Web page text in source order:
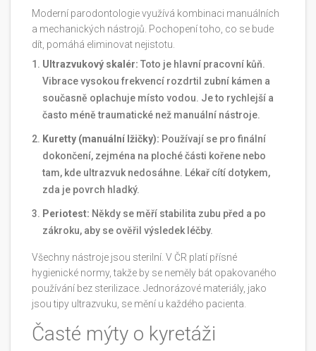
Moderní parodontologie využívá kombinaci manuálních
a mechanických nástrojů. Pochopení toho, co se bude
dít, pomáhá eliminovat nejistotu.
Ultrazvukový skalér: Toto je hlavní pracovní kůň.
Vibrace vysokou frekvencí rozdrtil zubní kámen a
současně oplachuje místo vodou. Je to rychlejší a
často méně traumatické než manuální nástroje.
Kuretty (manuální lžičky): Používají se pro finální
dokončení, zejména na ploché části kořene nebo
tam, kde ultrazvuk nedosáhne. Lékař cítí dotykem,
zda je povrch hladký.
Periotest: Někdy se měří stabilita zubu před a po
zákroku, aby se ověřil výsledek léčby.
Všechny nástroje jsou sterilní. V ČR platí přísné
hygienické normy, takže by se neměly bát opakovaného
používání bez sterilizace. Jednorázové materiály, jako
jsou tipy ultrazvuku, se mění u každého pacienta.
Časté mýty o kyretáži